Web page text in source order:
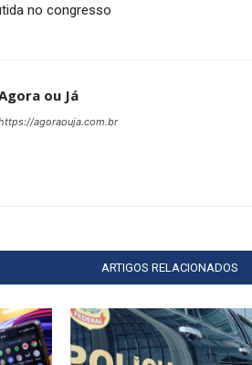
no congresso
ou Já
agoraouja.com.br
ARTIGOS RELACIONADOS